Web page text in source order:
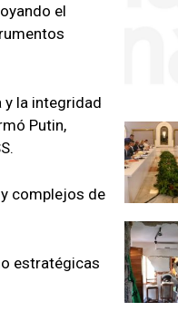
el
y la integridad
Putin,
complejos de
estratégicas